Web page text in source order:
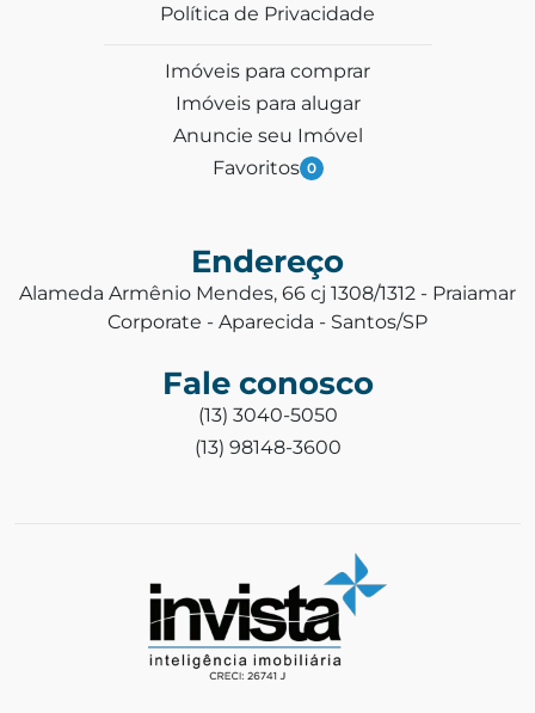
Política de Privacidade
Imóveis para comprar
Imóveis para alugar
Anuncie seu Imóvel
Favoritos 0
Endereço
Alameda Armênio Mendes, 66 cj 1308/1312 - Praiamar
Corporate - Aparecida - Santos/SP
Fale conosco
(13) 3040-5050
(13) 98148-3600